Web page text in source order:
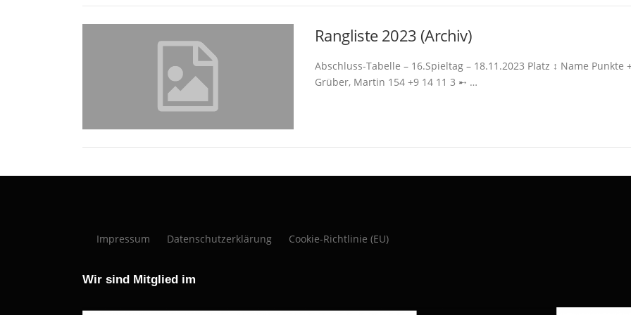
Rangliste 2023 (Archiv)
Abschluss-Tabelle – 16.Spieltag – 18.11.2023 Platz ↕ Name
Grüber, Martin 154 +9 14 11 3 ➸ …
Impressum Datenschutzerklärung Cookie-Richtlinie (EU)
Wir sind Mitglied im